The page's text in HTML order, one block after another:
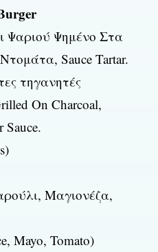
Ψαριού Ψημένο Στα
Sauce Tartar.
τηγανητές
On Charcoal,
Sauce.
Μαγιονέζα,
Mayo, Tomato)